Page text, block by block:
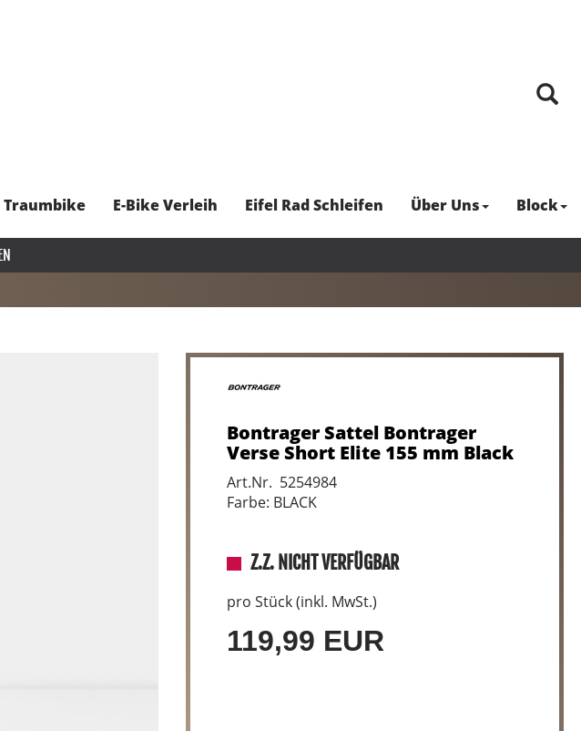
Traumbike E-Bike Verleih Eifel Rad Schleifen Über Uns Block
Bontrager Sattel Bontrager
Verse Short Elite 155 mm Black
Art.Nr. 5254984
Farbe: BLACK
Z.Z. NICHT VERFÜGBAR
pro Stück (inkl. MwSt.)
119,99 EUR